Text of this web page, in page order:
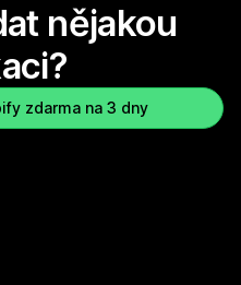
nějakou
zdarma na 3 dny